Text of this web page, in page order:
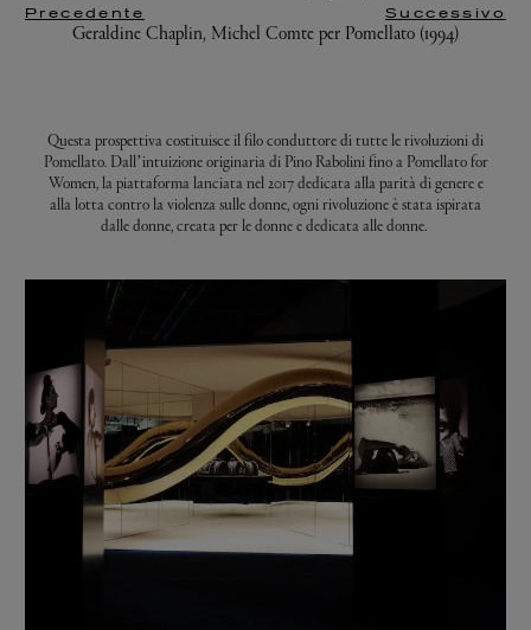
Precedente Successivo
Geraldine Chaplin, Michel Comte per Pomellato (1994)
Questa prospettiva costituisce il filo conduttore di tutte le rivoluzioni di
Pomellato. Dall’intuizione originaria di Pino Rabolini fino a Pomellato for
Women, la piattaforma lanciata nel 2017 dedicata alla parità di genere e
alla lotta contro la violenza sulle donne, ogni rivoluzione è stata ispirata
dalle donne, creata per le donne e dedicata alle donne.